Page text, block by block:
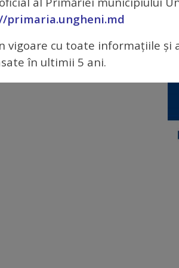
Ungheni timp de 50 de ani
primaria.ungheni.md
vigoare cu toate informațiile și
în ultimii 5 ani.